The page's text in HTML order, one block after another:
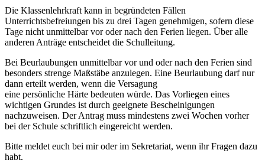
Die Klassenlehrkraft kann in begründeten Fällen
Unterrichtsbefreiungen bis zu drei Tagen genehmigen, sofern diese
Tage nicht unmittelbar vor oder nach den Ferien liegen. Über alle
anderen Anträge entscheidet die Schulleitung.
Bei Beurlaubungen unmittelbar vor und oder nach den Ferien sind
besonders strenge Maßstäbe anzulegen. Eine Beurlaubung darf nur
dann erteilt werden, wenn die Versagung
eine persönliche Härte bedeuten würde. Das Vorliegen eines
wichtigen Grundes ist durch geeignete Bescheinigungen
nachzuweisen. Der Antrag muss mindestens zwei Wochen vorher
bei der Schule schriftlich eingereicht werden.
Bitte meldet euch bei mir oder im Sekretariat, wenn ihr Fragen dazu
habt.